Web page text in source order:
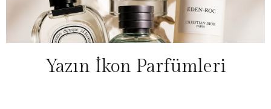
Yazın İkon Parfümleri